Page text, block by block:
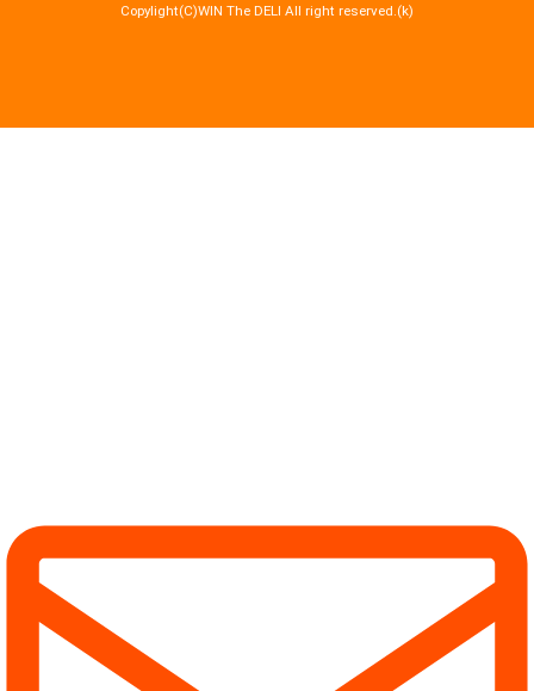
Copylight(C)WIN The DELI All right reserved.(k)